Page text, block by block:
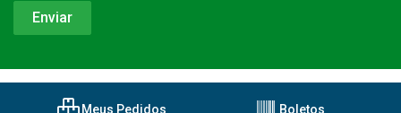
Meus Pedidos Boletos